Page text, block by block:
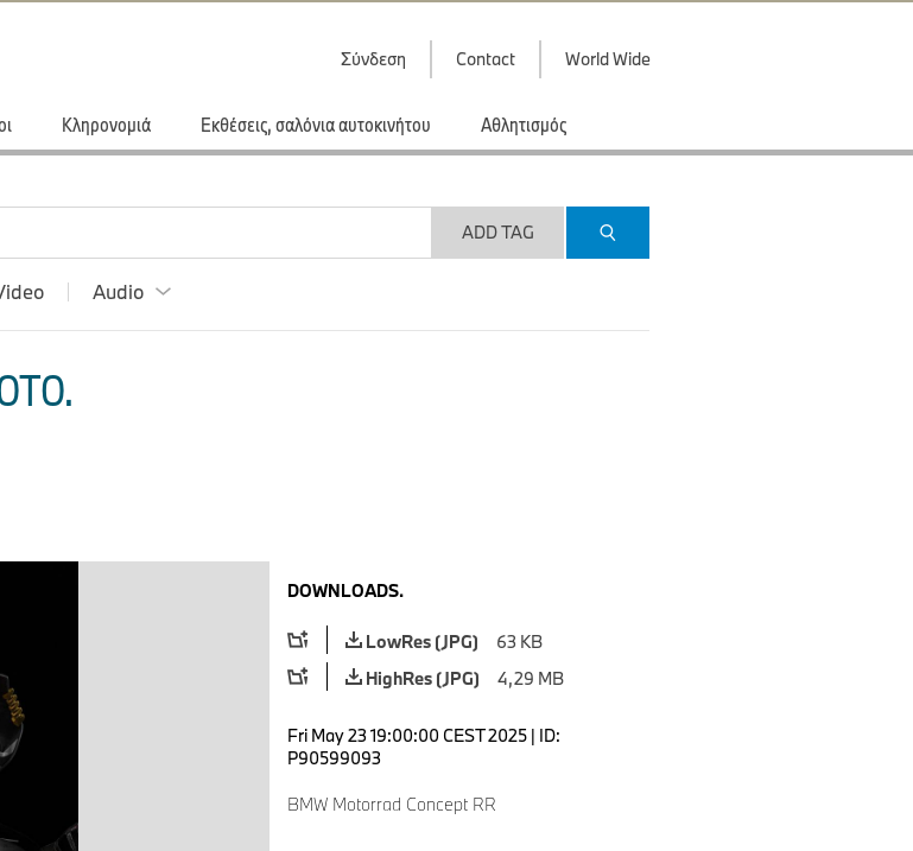
Σύνδεση Contact World Wide
Κληρονομιά Εκθέσεις, σαλόνια αυτοκινήτου Αθλητισμός
ADD TAG
Audio
DOWNLOADS.
LowRes (JPG)
63 KB
HighRes (JPG)
4,29 MB
Fri May 23 19:00:00 CEST 2025 | ID:
P90599093
BMW Motorrad Concept RR